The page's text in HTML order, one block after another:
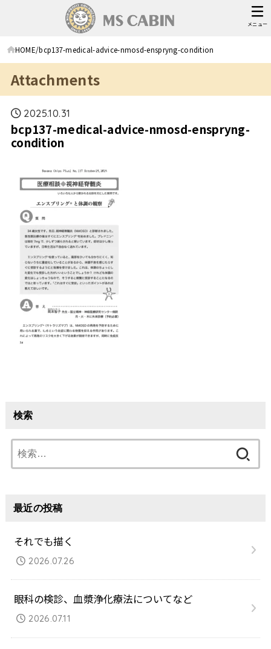
メニュー
HOME bcp137-medical-advice-nmosd-enspryng-condition
Attachments
2025.10.31
bcp137-medical-advice-nmosd-enspryng-
condition
検索
索:
最近の投稿
それでも描く
2026.07.26
眼科の検診、血漿浄化療法についてなど
2026.07.11